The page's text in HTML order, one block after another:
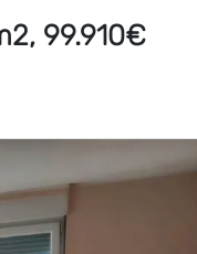
99.910€